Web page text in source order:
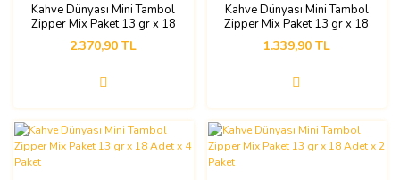
Kahve Dünyası Mini Tambol
Zipper Mix Paket 13 gr x 18
Adet x 9 Paket
2.370,90 TL
Kahve Dünyası Mini Tambol
Zipper Mix Paket 13 gr x 18
Adet x 5 Paket
1.339,90 TL